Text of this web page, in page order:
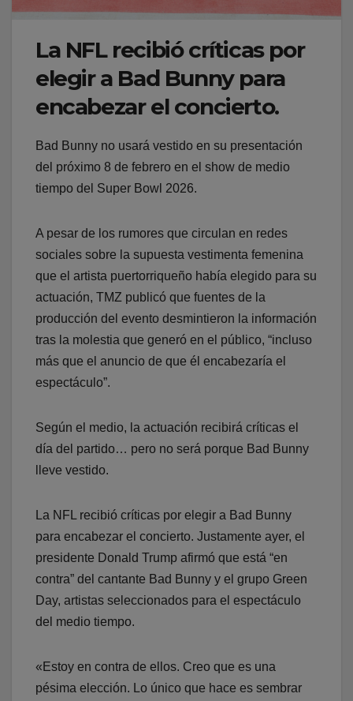
La NFL recibió críticas por
elegir a Bad Bunny para
encabezar el concierto.
Bad Bunny no usará vestido en su presentación
del próximo 8 de febrero en el show de medio
tiempo del Super Bowl 2026.
A pesar de los rumores que circulan en redes
sociales sobre la supuesta vestimenta femenina
que el artista puertorriqueño había elegido para su
actuación, TMZ publicó que fuentes de la
producción del evento desmintieron la información
tras la molestia que generó en el público, “incluso
más que el anuncio de que él encabezaría el
espectáculo”.
Según el medio, la actuación recibirá críticas el
día del partido… pero no será porque Bad Bunny
lleve vestido.
La NFL recibió críticas por elegir a Bad Bunny
para encabezar el concierto. Justamente ayer, el
presidente Donald Trump afirmó que está “en
contra” del cantante Bad Bunny y el grupo Green
Day, artistas seleccionados para el espectáculo
del medio tiempo.
«Estoy en contra de ellos. Creo que es una
pésima elección. Lo único que hace es sembrar